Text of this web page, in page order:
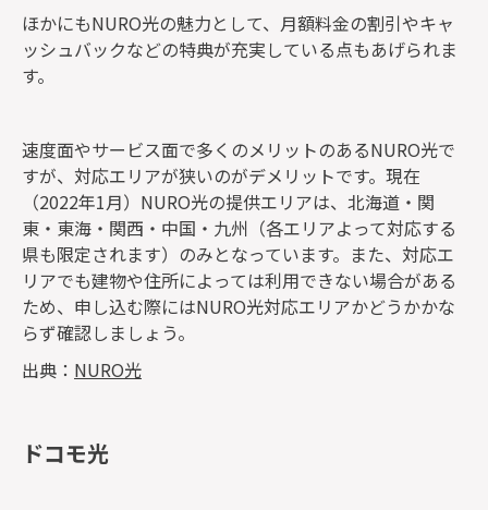
ほかにもNURO光の魅力として、月額料金の割引やキャ
ッシュバックなどの特典が充実している点もあげられま
す。
速度面やサービス面で多くのメリットのあるNURO光で
すが、対応エリアが狭いのがデメリットです。現在
（2022年1月）NURO光の提供エリアは、北海道・関
東・東海・関西・中国・九州（各エリアよって対応する
県も限定されます）のみとなっています。また、対応エ
リアでも建物や住所によっては利用できない場合がある
ため、申し込む際にはNURO光対応エリアかどうかかな
らず確認しましょう。
出典： NURO光
ドコモ光